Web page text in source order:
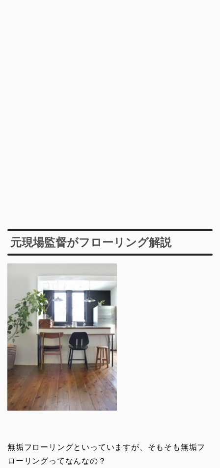
元現場監督がフローリング解説
無垢フローリングといっていますが、そもそも無垢フ
ローリングってなんなの？